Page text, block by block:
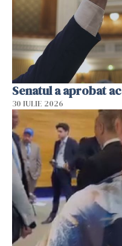
Senatul a aprobat
30 IULIE 2026